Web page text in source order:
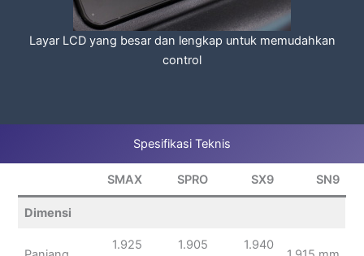
Layar LCD yang besar dan lengkap untuk memudahkan
control
Spesifikasi Teknis
SMAX SPRO SX9 SN9
Dimensi
1.925
1.905
1.940